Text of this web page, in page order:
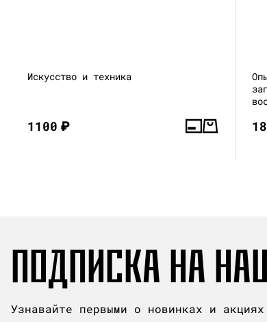
Искусство и техника
1100₽
ПОДПИСКА НА
Узнавайте первыми о новинках и акциях